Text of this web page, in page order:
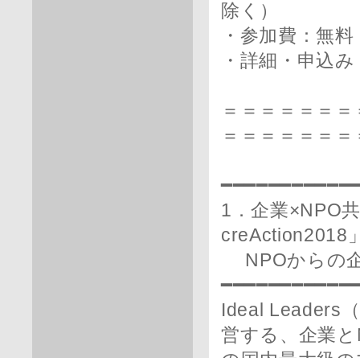
除く）
・参加費：無
・詳細・申込み
＝＝＝＝＝＝
＝＝＝＝＝＝＝
1．企業×NPO
creAction2018
NPOからの
Ideal Leaders
営する、企業